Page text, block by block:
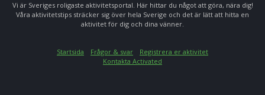
Vi är Sveriges roligaste aktivitetsportal. Här hittar du något att göra, nära dig!
Våra aktivitetstips sträcker sig över hela Sverige och det är lätt att hitta en
aktivitet för dig och dina vänner.
Startsida Frågor & svar
Registrera er aktivitet
Kontakta Activated